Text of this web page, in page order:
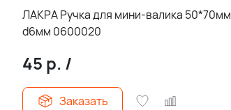
ЛАКРА Ручка для мини-валика 50*70мм
d6мм 0600020
45 р. /
Заказать